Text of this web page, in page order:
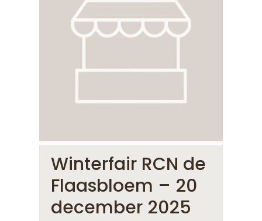
Winterfair RCN de
Flaasbloem – 20
december 2025